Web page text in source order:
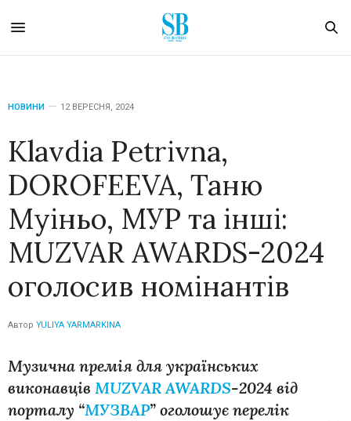
НОВИНИ 12 ВЕРЕСНЯ, 2024
Klavdia Petrivna,
DOROFEEVA, Таню
Муіньо, МУР та інші:
MUZVAR AWARDS-2024
оголосив номінантів
Автор YULIYA YARMARKINA
Музична премія для українських
виконавців MUZVAR AWARDS-2024 від
порталу “МУЗВАР” оголошує перелік